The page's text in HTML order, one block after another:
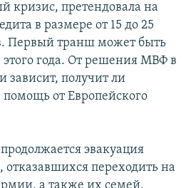
кризис, претендовала на
в размере от 15 до 25
Первый транш может быть
года. От решения МВФ в
зависит, получит ли
от Европейского
эвакуация
переходить на